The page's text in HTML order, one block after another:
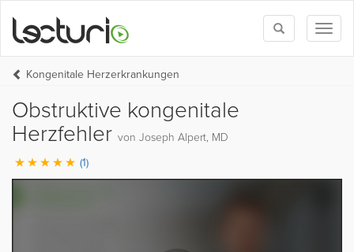
Toggle
search
Kongenitale Herzerkrankungen
Obstruktive kongenitale
Herzfehler von Joseph Alpert, MD
(1)